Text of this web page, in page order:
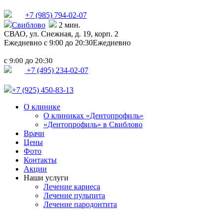
+7 (985) 794-02-07
Свиблово
2 мин.
СВАО, ул. Снежная, д. 19, корп. 2
Ежедневно с 9:00 до 20:30Ежедневно
с 9:00 до 20:30
+7 (495) 234-02-07
+7 (925) 450-83-13
О клинике
О клиниках «Дентопрофиль»
«Дентопрофиль» в Свиблово
Врачи
Цены
Фото
Контакты
Акции
Наши услуги
Лечение кариеса
Лечение пульпита
Лечение пародонтита